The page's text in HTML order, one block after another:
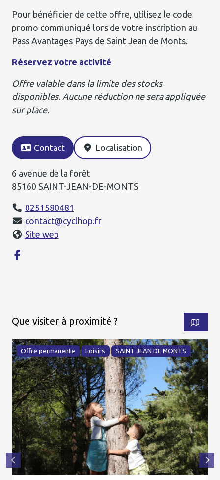
Pour bénéficier de cette offre, utilisez le code
promo communiqué lors de votre inscription au
Pass Avantages Pays de Saint Jean de Monts.
Réservez votre activité
Offre valable dans la limite des stocks
disponibles. Aucune réduction ne sera appliquée
sur place.
Contact Localisation
6 avenue de la forêt
85160 SAINT-JEAN-DE-MONTS
0251580481
contact@cyclhop.fr
Site web
Que visiter à proximité ?
Offre permanente Loisirs SAINT JEAN DE MONTS